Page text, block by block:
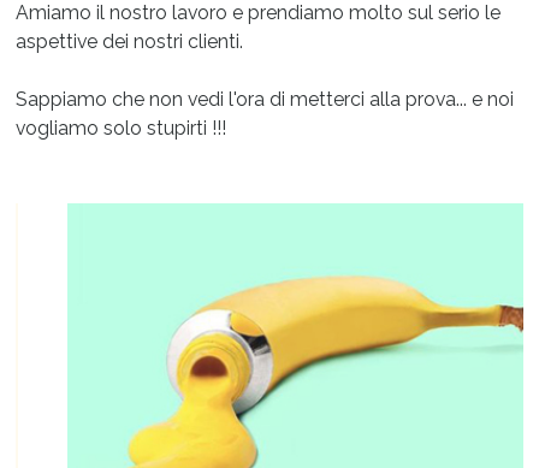
Amiamo il nostro lavoro e prendiamo molto sul serio le
aspettive dei nostri clienti.
Sappiamo che non vedi l'ora di metterci alla prova... e noi
vogliamo solo stupirti !!!